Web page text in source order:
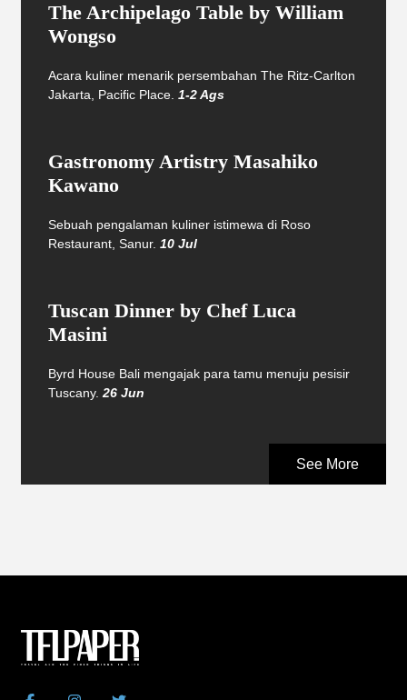
The Archipelago Table by William
Wongso
Acara kuliner menarik persembahan The Ritz-Carlton
Jakarta, Pacific Place. 1-2 Ags
Gastronomy Artistry Masahiko
Kawano
Sebuah pengalaman kuliner istimewa di Roso
Restaurant, Sanur. 10 Jul
Tuscan Dinner by Chef Luca
Masini
Byrd House Bali mengajak para tamu menuju pesisir
Tuscany. 26 Jun
See More